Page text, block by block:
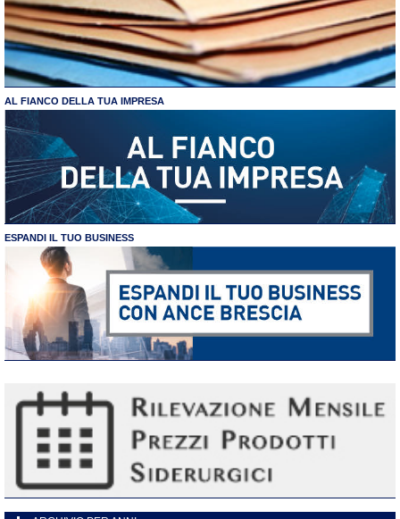
AL FIANCO DELLA TUA IMPRESA
ESPANDI IL TUO BUSINESS